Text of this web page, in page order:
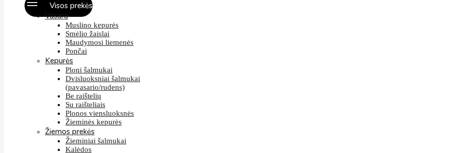
Visos prekės
Vasara
Muslino kepurės
Smėlio žaislai
Maudymosi liemenės
Pončai
Kepurės
Ploni šalmukai
Dvisluoksniai šalmukai
(pavasario/rudens)
Be raištelių
Su raišteliais
Plonos viensluoksnės
Žieminės kepurės
Žiemos prekės
Žieminiai šalmukai
Kalėdos